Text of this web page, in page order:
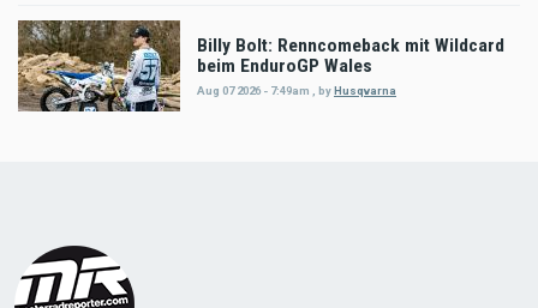
Billy Bolt: Renncomeback mit Wildcard
beim EnduroGP Wales
Aug 07 2026 - 7:49am byHusqvarna